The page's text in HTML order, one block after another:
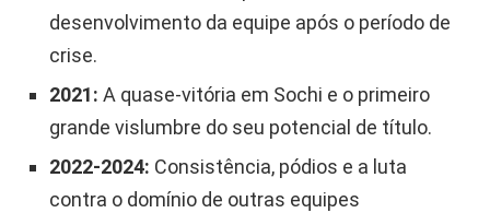
desenvolvimento da equipe após o período de
crise.
2021: A quase-vitória em Sochi e o primeiro
grande vislumbre do seu potencial de título.
2022-2024: Consistência, pódios e a luta
contra o domínio de outras equipes